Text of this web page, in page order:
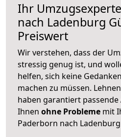
Ihr
nach Ladenburg
Preiswert
Wir verstehen, dass der
stressig genug ist, und
helfen, sich keine
machen zu müssen.
haben garantiert passende
Ihnen ohne Probleme mit
Paderborn nach